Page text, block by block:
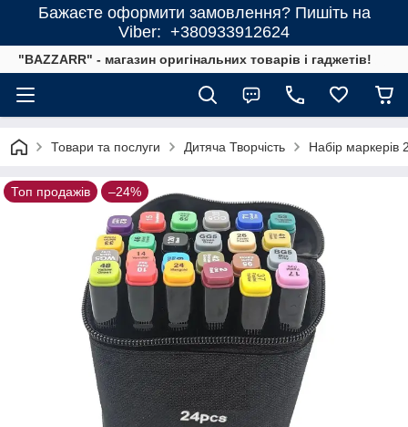
Бажаєте оформити замовлення? Пишіть на
Viber: +380933912624
"BAZZARR" - магазин оригінальних товарів і гаджетів!
Товари та послуги Дитяча Творчість Набір маркерів
Топ продажів –24%